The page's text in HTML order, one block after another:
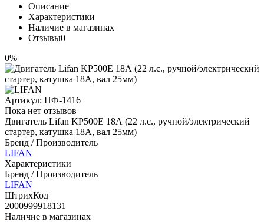
Описание
Характеристики
Наличие в магазинах
Отзывы0
0%
Артикул: НФ-1416
Пока нет отзывов
Двигатель Lifan KP500E 18А (22 л.с., ручной/электрический
стартер, катушка 18А, вал 25мм)
Бренд / Производитель
LIFAN
Характеристики
Бренд / Производитель
LIFAN
ШтрихКод
2000999918131
Наличие в магазинах